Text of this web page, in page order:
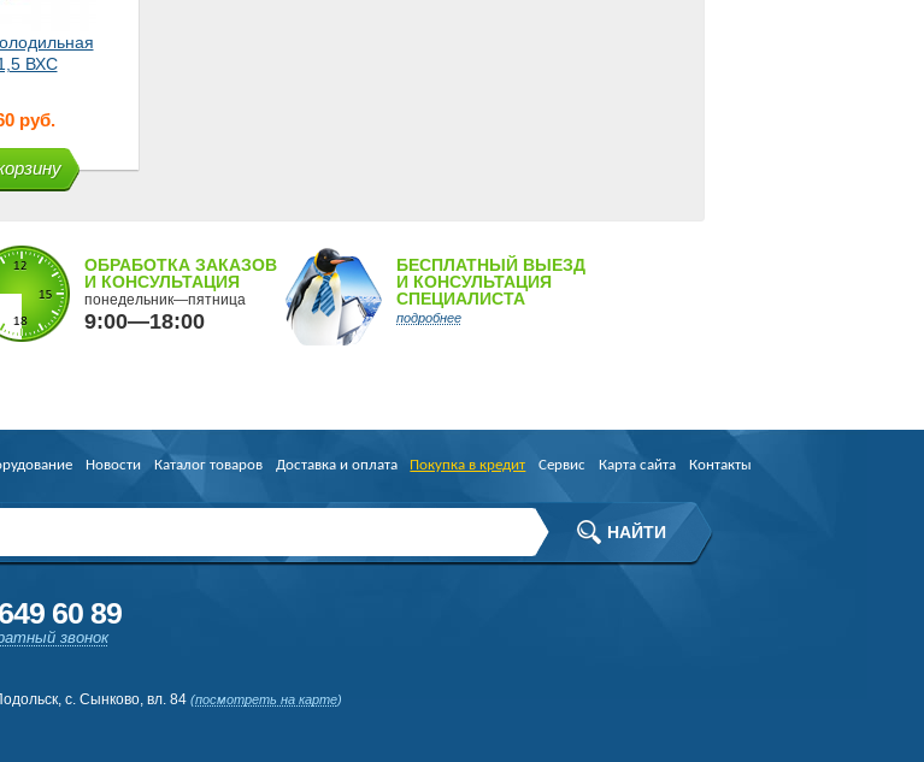
ВХС
руб.
ОБРАБОТКА ЗАКАЗОВ
И КОНСУЛЬТАЦИЯ
понедельник—пятница
9:00—18:00
БЕСПЛАТНЫЙ ВЫЕЗД
И КОНСУЛЬТАЦИЯ
СПЕЦИАЛИСТА
подробнее
649 60 89
звонок
с. Сынково, вл. 84 (посмотреть на карте)
Новости Каталог товаров Доставка и оплата Покупка в кредит Сервис Карта сайта Контакты